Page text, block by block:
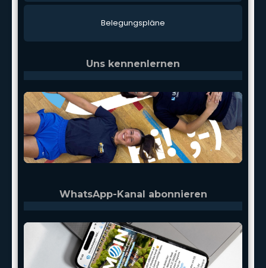
Bele­gungs­plä­ne
Uns kennenlernen
WhatsApp-Kanal abonnieren